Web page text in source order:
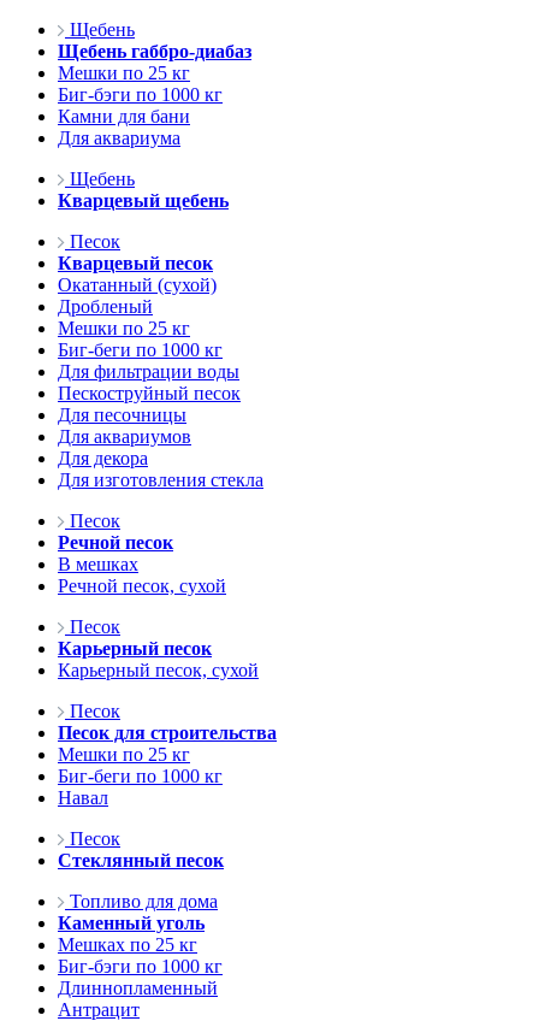
Щебень
Щебень габбро-диабаз
Мешки по 25 кг
Биг-бэги по 1000 кг
Камни для бани
Для аквариума
Щебень
Кварцевый щебень
Песок
Кварцевый песок
Окатанный (сухой)
Дробленый
Мешки по 25 кг
Биг-беги по 1000 кг
Для фильтрации воды
Пескоструйный песок
Для песочницы
Для аквариумов
Для декора
Для изготовления стекла
Песок
Речной песок
В мешках
Речной песок, сухой
Песок
Карьерный песок
Карьерный песок, сухой
Песок
Песок для строительства
Мешки по 25 кг
Биг-беги по 1000 кг
Навал
Песок
Стеклянный песок
Топливо для дома
Каменный уголь
Мешках по 25 кг
Биг-бэги по 1000 кг
Длиннопламенный
Антрацит